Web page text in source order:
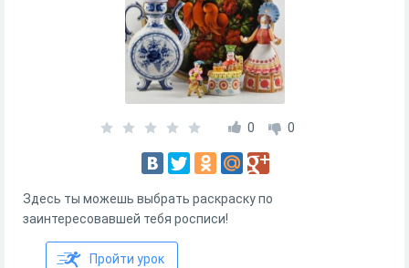
0 0
Здесь ты можешь выбрать раскраску по
заинтересовавшей тебя росписи!
Пройти урок